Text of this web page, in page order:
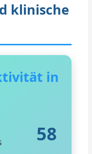
klinische
in
58